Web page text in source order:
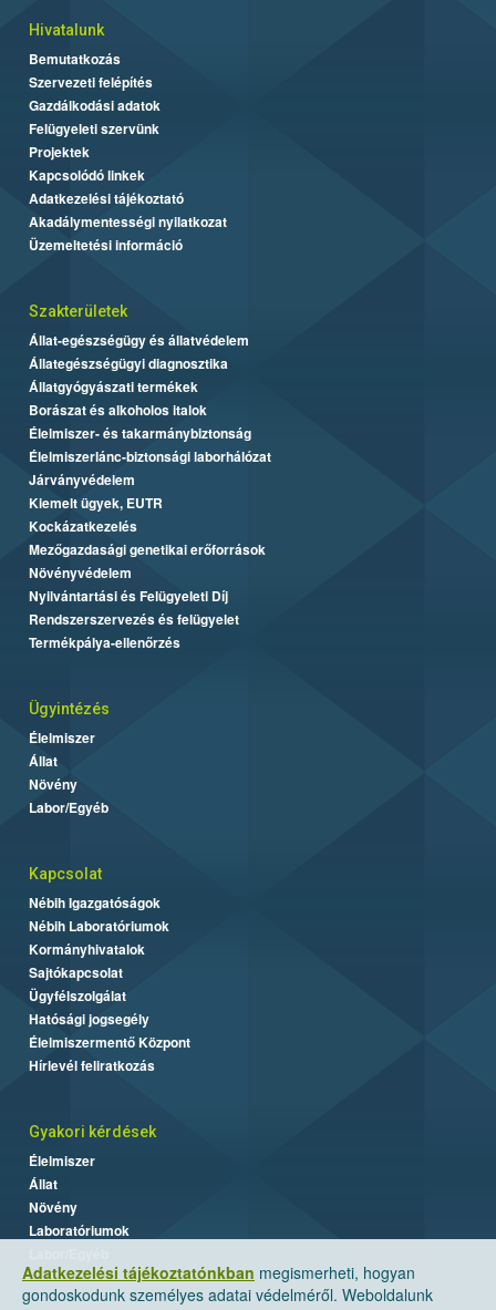
Adatkezelési tájékoztatónkban megismerheti, hogyan
gondoskodunk személyes adatai védelméről. Weboldalunk
Hivatalunk
Bemutatkozás
Szervezeti felépítés
Gazdálkodási adatok
Felügyeleti szervünk
Projektek
Kapcsolódó linkek
Adatkezelési tájékoztató
Akadálymentességi nyilatkozat
Üzemeltetési információ
Szakterületek
Állat-egészségügy és állatvédelem
Állategészségügyi diagnosztika
Állatgyógyászati termékek
Borászat és alkoholos italok
Élelmiszer- és takarmánybiztonság
Élelmiszerlánc-biztonsági laborhálózat
Járványvédelem
Kiemelt ügyek, EUTR
Kockázatkezelés
Mezőgazdasági genetikai erőforrások
Növényvédelem
Nyilvántartási és Felügyeleti Díj
Rendszerszervezés és felügyelet
Termékpálya-ellenőrzés
Ügyintézés
Élelmiszer
Állat
Növény
Labor/Egyéb
Kapcsolat
Nébih Igazgatóságok
Nébih Laboratóriumok
Kormányhivatalok
Sajtókapcsolat
Ügyfélszolgálat
Hatósági jogsegély
Élelmiszermentő Központ
Hírlevél feliratkozás
Gyakori kérdések
Élelmiszer
Állat
Növény
Laboratóriumok